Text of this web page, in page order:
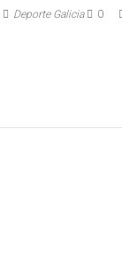
Deporte Galicia 0